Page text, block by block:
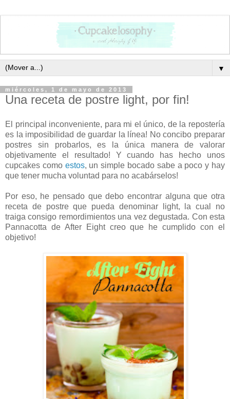
▼
miércoles, 1 de mayo de 2013
Una receta de postre light, por fin!
El principal inconveniente, para mi el único, de la repostería
es la imposibilidad de guardar la línea! No concibo preparar
postres sin probarlos, es la única manera de valorar
objetivamente el resultado! Y cuando has hecho unos
cupcakes como estos, un simple bocado sabe a poco y hay
que tener mucha voluntad para no acabárselos!
Por eso, he pensado que debo encontrar alguna que otra
receta de postre que pueda denominar light, la cual no
traiga consigo remordimientos una vez degustada. Con esta
Pannacotta de After Eight creo que he cumplido con el
objetivo!